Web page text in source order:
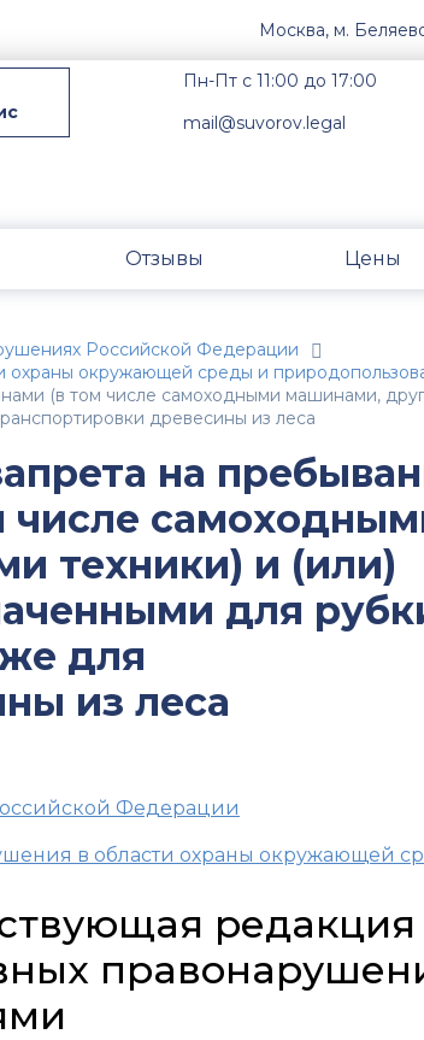
Москва, м.
Пн-Пт с 11:00 до 17:00
mail@suvorov.legal
Отзывы Цены
Российской Федерации
окружающей среды и
(в том числе самоходными машинами,
древесины из леса
на
числе
техники) и (или)
для
для
из леса
Федерации
в области охраны окружающей
редакция